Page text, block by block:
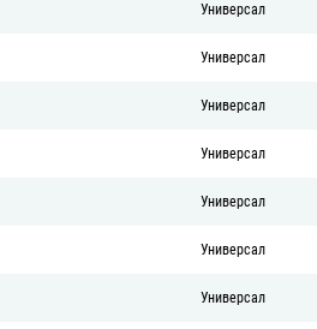
Универсал
Универсал
Универсал
Универсал
Универсал
Универсал
Универсал